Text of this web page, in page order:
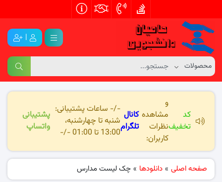
|
کد
تخفیف
و
مشاهده
نظرات
کاربران:
کانال
تلگرام
-/- ساعات پشتیبانی:
شنبه تا چهارشنبه،
13:00 تا 01:00 -/-
پشتیبانی
واتساپ
صفحه اصلی » دانلودها » چک لیست مدارس